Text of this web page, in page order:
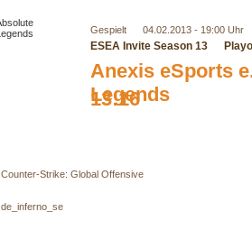
Gespielt 04.02.2013 - 19:00 Uhr
ESEA Invite Season 13
Anexis eSports
Legends
13:16
Counter-Strike: Global Offensive
de_inferno_se